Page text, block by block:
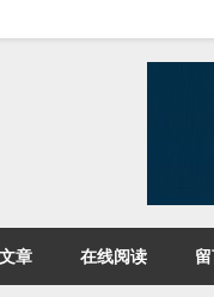
章 在线阅读